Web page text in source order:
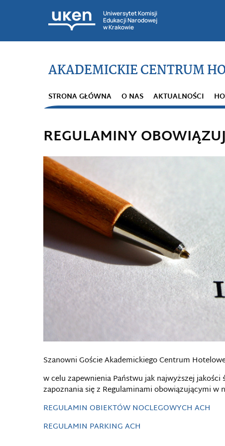
Uniwersytet Komisji
Edukacji Narodowej
w Krakowie
AKADEMICKIE CENTRUM
STRONA GŁÓWNA O NAS AKTUALNOŚCI
REGULAMINY
Szanowni Goście Akademickiego Centrum
w celu zapewnienia Państwu jak najwyższej
zapoznania się z Regulaminami obowiązującymi w
REGULAMIN OBIEKTÓW NOCLEGOWYCH ACH
REGULAMIN PARKING ACH